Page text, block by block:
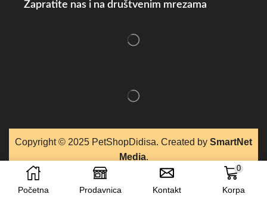
Zapratite nas i na društvenim mrezama
Copyright © 2025 PetShopDidisa. Created by SmartNet
Media.
Početna Prodavnica Kontakt
0
Korpa